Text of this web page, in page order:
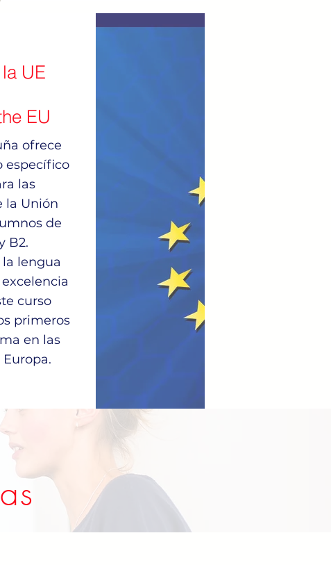
UE
EU
ofrece
específico
las
la Unión
de
B2.
lengua
curso
primeros
en las